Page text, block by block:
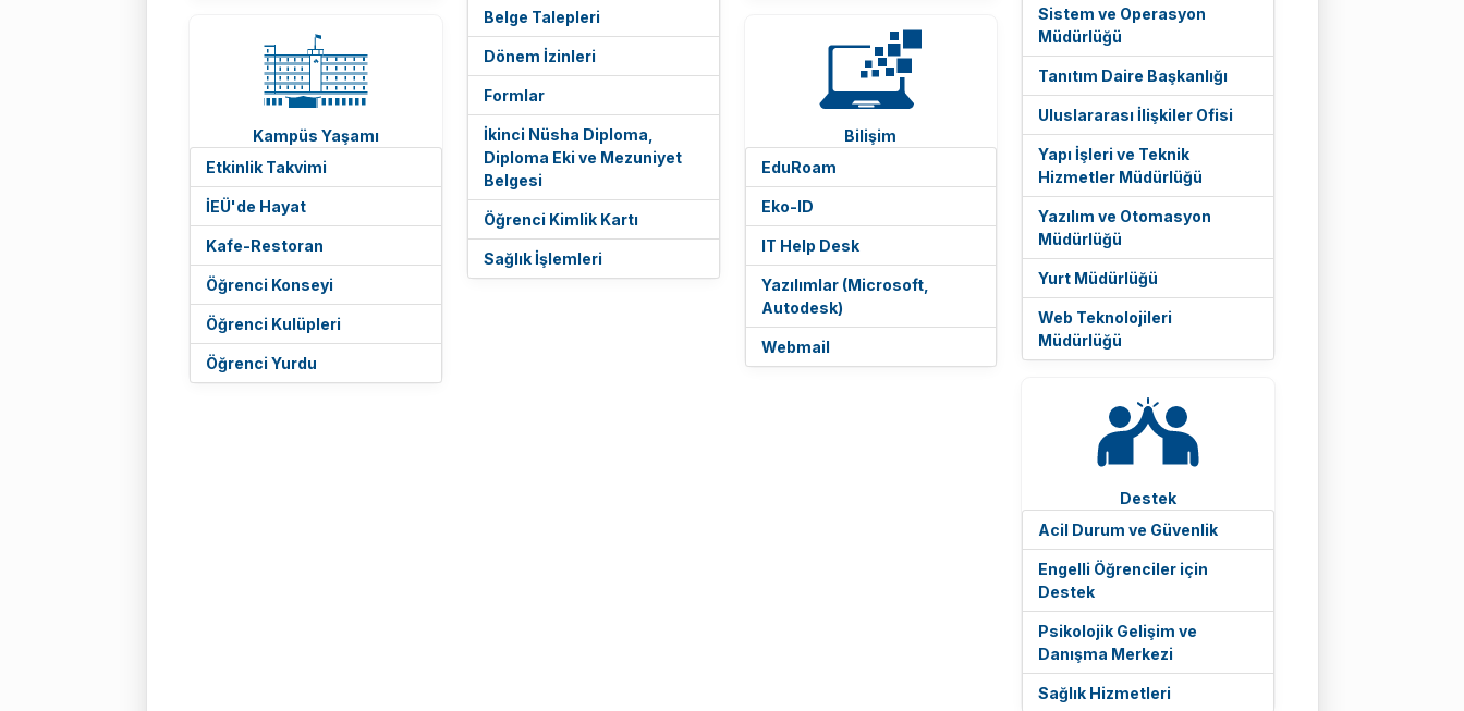
Kampüs Yaşamı
Etkinlik Takvimi
İEÜ'de Hayat
Kafe-Restoran
Öğrenci Konseyi
Öğrenci Kulüpleri
Öğrenci Yurdu
Belge Talepleri
Dönem İzinleri
Formlar
İkinci Nüsha Diploma,
Diploma Eki ve Mezuniyet
Belgesi
Öğrenci Kimlik Kartı
Sağlık İşlemleri
Bilişim
EduRoam
Eko-ID
IT Help Desk
Yazılımlar (Microsoft,
Autodesk)
Webmail
Sistem ve Operasyon
Müdürlüğü
Tanıtım Daire Başkanlığı
Uluslararası İlişkiler Ofisi
Yapı İşleri ve Teknik
Hizmetler Müdürlüğü
Yazılım ve Otomasyon
Müdürlüğü
Yurt Müdürlüğü
Web Teknolojileri
Müdürlüğü
Destek
Acil Durum ve Güvenlik
Engelli Öğrenciler için
Destek
Psikolojik Gelişim ve
Danışma Merkezi
Sağlık Hizmetleri